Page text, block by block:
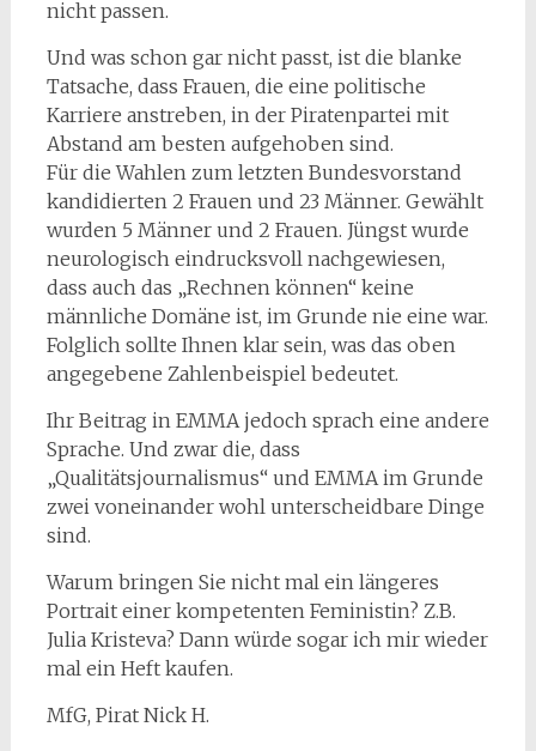
nicht passen.
Und was schon gar nicht passt, ist die blanke
Tatsache, dass Frauen, die eine politische
Karriere anstreben, in der Piratenpartei mit
Abstand am besten aufgehoben sind.
Für die Wahlen zum letzten Bundesvorstand
kandidierten 2 Frauen und 23 Männer. Gewählt
wurden 5 Männer und 2 Frauen. Jüngst wurde
neurologisch eindrucksvoll nachgewiesen,
dass auch das „Rechnen können“ keine
männliche Domäne ist, im Grunde nie eine war.
Folglich sollte Ihnen klar sein, was das oben
angegebene Zahlenbeispiel bedeutet.
Ihr Beitrag in EMMA jedoch sprach eine andere
Sprache. Und zwar die, dass
„Qualitätsjournalismus“ und EMMA im Grunde
zwei voneinander wohl unterscheidbare Dinge
sind.
Warum bringen Sie nicht mal ein längeres
Portrait einer kompetenten Feministin? Z.B.
Julia Kristeva? Dann würde sogar ich mir wieder
mal ein Heft kaufen.
MfG, Pirat Nick H.